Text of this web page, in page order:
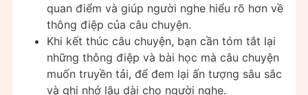
quan điểm và giúp người nghe hiểu rõ hơn về
thông điệp của câu chuyện.
Khi kết thúc câu chuyện, bạn cần tóm tắt lại
những thông điệp và bài học mà câu chuyện
muốn truyền tải, để đem lại ấn tượng sâu sắc
và ghi nhớ lâu dài cho người nghe.